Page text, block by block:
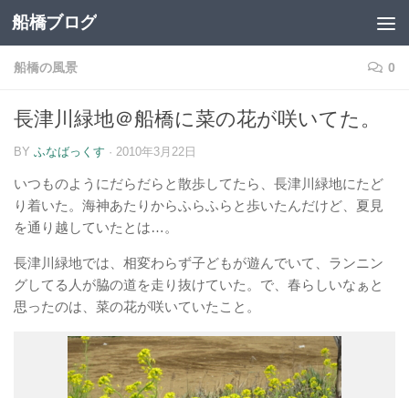
コンテンツへスキップ
船橋ブログ
船橋の風景 0
長津川緑地＠船橋に菜の花が咲いてた。
BY ふなばっくす · 2010年3月22日
いつものようにだらだらと散歩してたら、長津川緑地にたど
り着いた。海神あたりからふらふらと歩いたんだけど、夏見
を通り越していたとは…。
長津川緑地では、相変わらず子どもが遊んでいて、ランニン
グしてる人が脇の道を走り抜けていた。で、春らしいなぁと
思ったのは、菜の花が咲いていたこと。